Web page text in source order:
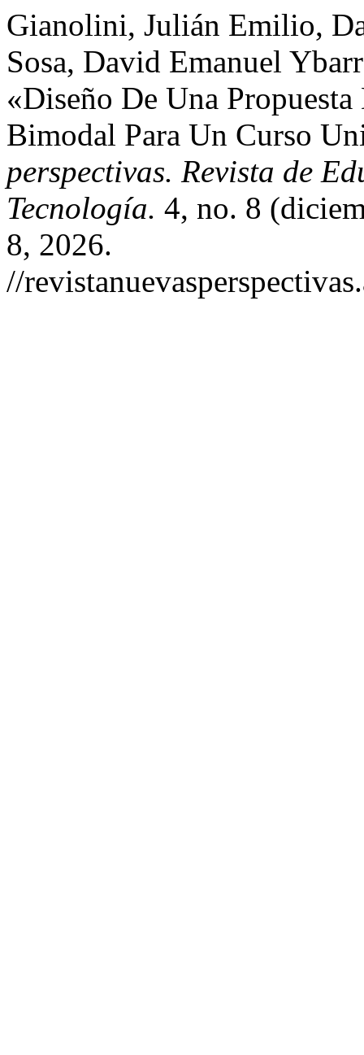
Gianolini, Julián Emilio,
Sosa, David Emanuel
«Diseño De Una
Bimodal Para Un Curso
perspectivas. Revista de
Tecnología. 4, no. 8
8, 2026.
//